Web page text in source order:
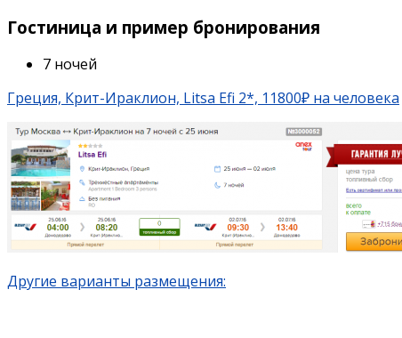
Гостиница и пример бронирования
7 ночей
Греция, Крит-Ираклион, Litsa Efi 2*, 11800₽ на человека
Другие варианты размещения: